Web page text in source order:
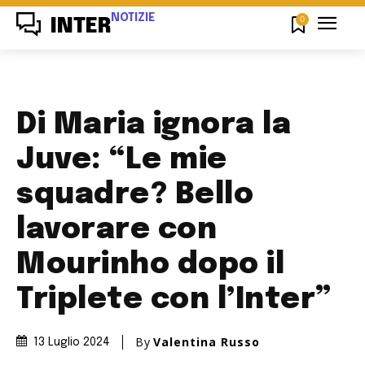
INTER NOTIZIE 0
Di Maria ignora la
Juve: “Le mie
squadre? Bello
lavorare con
Mourinho dopo il
Triplete con l’Inter”
13 Luglio 2024 By Valentina Russo